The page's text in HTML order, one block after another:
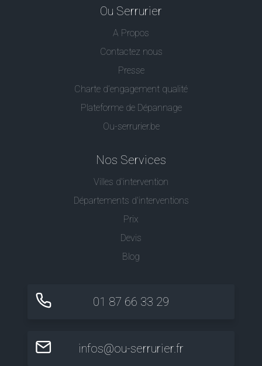
Ou Serrurier
A Propos
Contactez nous
Presse
Charte d’engagement qualité
Plateforme de Dépannage
Ou-serrurier.be
Nos Services
Villes d'intervention
Départements d'interventions
Prix
Devis
Blog
01 87 66 33 29
infos@ou-serrurier.fr